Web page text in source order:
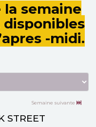
la semaine
-midi.
Semaine suivante
STREET